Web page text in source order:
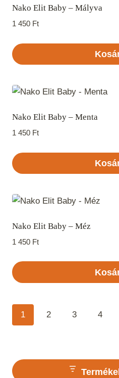
Nako Elit Baby – Mályva
1 450 Ft
Nako Elit Baby – Menta
1 450 Ft
Nako Elit Baby – Méz
1 450 Ft
1 2 3 4